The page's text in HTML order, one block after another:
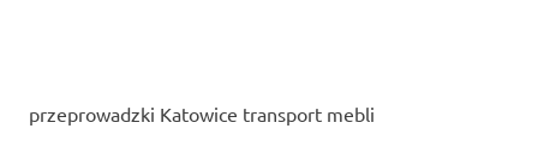
przeprowadzki Katowice transport mebli